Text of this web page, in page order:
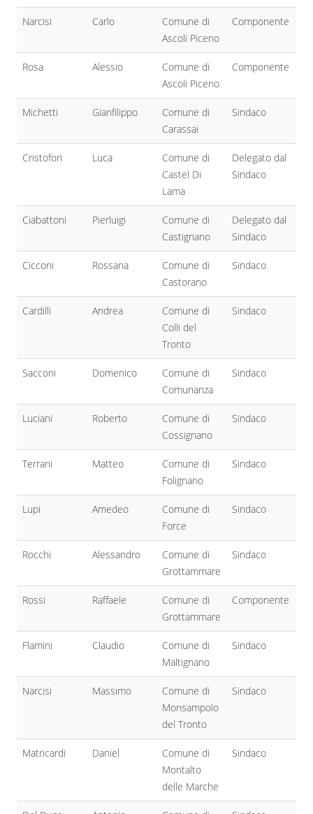
Narcisi Carlo
Comune di
Ascoli Piceno
Componente
Rosa Alessio
Comune di
Ascoli Piceno
Componente
Michetti Gianfilippo
Comune di
Carassai
Sindaco
Cristofori Luca
Comune di
Castel Di
Lama
Delegato dal
Sindaco
Ciabattoni Pierluigi
Comune di
Castignano
Delegato dal
Sindaco
Cicconi Rossana
Comune di
Castorano
Sindaco
Cardilli Andrea
Comune di
Colli del
Tronto
Sindaco
Sacconi Domenico
Comune di
Comunanza
Sindaco
Luciani Roberto
Comune di
Cossignano
Sindaco
Terrani Matteo
Comune di
Folignano
Sindaco
Lupi Amedeo
Comune di
Force
Sindaco
Rocchi Alessandro
Comune di
Grottammare
Sindaco
Rossi Raffaele
Comune di
Grottammare
Componente
Flamini Claudio
Comune di
Maltignano
Sindaco
Narcisi Massimo
Comune di
Monsampolo
del Tronto
Sindaco
Matricardi Daniel
Comune di
Montalto
delle Marche
Sindaco